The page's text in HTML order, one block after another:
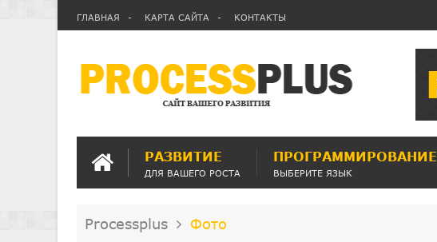
ГЛАВНАЯ КАРТА САЙТА КОНТАКТЫ
РАЗВИТИЕ
ДЛЯ ВАШЕГО РОСТА
ПРОГРАММИРОВАНИЕ
ВЫБЕРИТЕ ЯЗЫК
Processplus Фото